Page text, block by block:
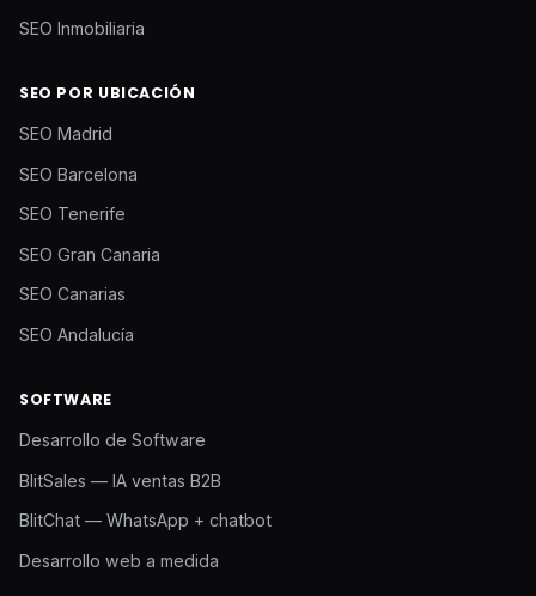
SEO Inmobiliaria
SEO POR UBICACIÓN
SEO Madrid
SEO Barcelona
SEO Tenerife
SEO Gran Canaria
SEO Canarias
SEO Andalucía
SOFTWARE
Desarrollo de Software
BlitSales — IA ventas B2B
BlitChat — WhatsApp + chatbot
Desarrollo web a medida